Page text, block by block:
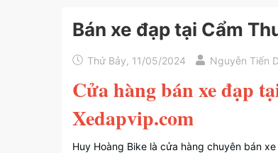
Bán xe đạp tại Cẩm
Thứ Bảy, 11/05/2024 Nguyễn Tiến
Cửa hàng bán xe đạp
Xedapvip.com
Huy Hoàng Bike là cửa hàng chuyên bán